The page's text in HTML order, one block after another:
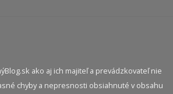
ako aj ich majiteľ a prevádzkovateľ nie
chyby a nepresnosti obsiahnuté v obsahu